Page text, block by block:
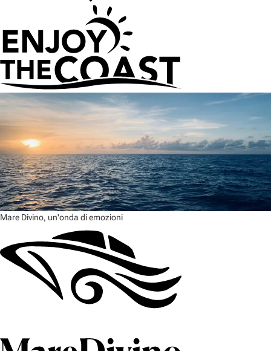
Mare Divino, un'onda di emozioni